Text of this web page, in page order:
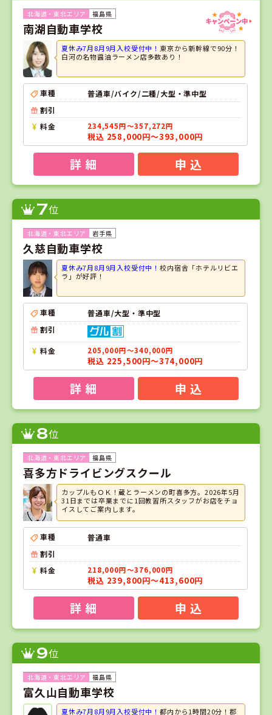
福島県
南湖自動車学校
夏休み7月8月9月入校受付中！ 東京から新幹線で90分！
白河の名物醤油ラーメン店多数あり！
車種
普通車/バイク/二種/大型・準中型
割引
料金
234,545円～357,272円
税込 258,000円～393,000円
詳 細 申 込
7位
岩手県
久慈自動車学校
夏休み7月8月9月入校受付中！校内宿舎「ホテルリビエ
ラ」が好評！
車種
普通車/大型・準中型
割引
料金 205,000円～340,000円
税込 225,500円～374,000円
詳 細 申 込
8位
福島県
喜多方ドライビングスクール
カップルもＯＫ！蔵とラーメンの町喜多方。2026年5月
31日までは卒業までに1回教習所スタッフがお店をチョ
イスしてご案内します。
車種
普通車
割引
料金
218,000円～376,000円
税込 239,800円～413,600円
詳 細 申 込
9位
福島県
富久山自動車学校
夏休み7月8月9月入校受付中！都内から1時間20分！郡